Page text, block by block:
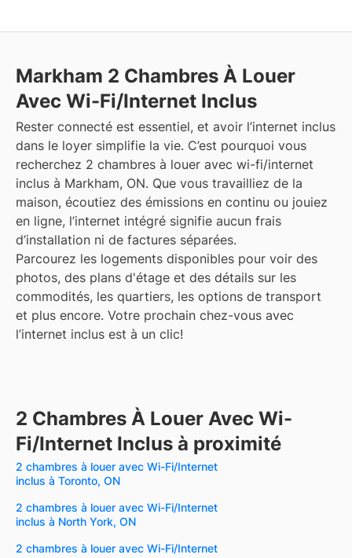
Markham 2 Chambres À Louer
Avec Wi-Fi/Internet Inclus
Rester connecté est essentiel, et avoir l’internet inclus
dans le loyer simplifie la vie. C’est pourquoi vous
recherchez 2 chambres à louer avec wi-fi/internet
inclus à Markham, ON. Que vous travailliez de la
maison, écoutiez des émissions en continu ou jouiez
en ligne, l’internet intégré signifie aucun frais
d’installation ni de factures séparées.
Parcourez les logements disponibles pour voir des
photos, des plans d'étage et des détails sur les
commodités, les quartiers, les options de transport
et plus encore. Votre prochain chez-vous avec
l’internet inclus est à un clic!
2 Chambres À Louer Avec Wi-
Fi/Internet Inclus à proximité
2 chambres à louer avec Wi-Fi/Internet
inclus à Toronto, ON
2 chambres à louer avec Wi-Fi/Internet
inclus à North York, ON
2 chambres à louer avec Wi-Fi/Internet